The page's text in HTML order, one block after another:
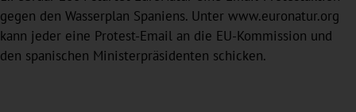
gegen den Wasserplan Spaniens. Unter www.euronatur.org
kann jeder eine Protest-Email an die EU-Kommission und
den spanischen Ministerpräsidenten schicken.